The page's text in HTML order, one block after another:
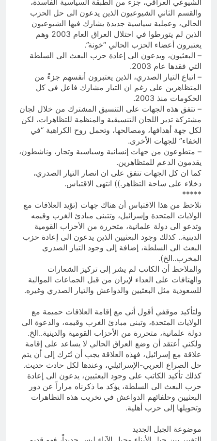
الشيوعي العراقي، جزء من الطبقة السياسية الفاسدة،
والقسم الثاني الشيوعيون الذين يدعون الى حل الحزب
الحالي، وعملية سياسية جديدة يشارك فيها الشيوعيون
الذين لم يتورطوا في احتلال العراق العام 2003 وهم
يعتبرون أعضاء الحزب الحالي “خونة”.
– البعثيون، ويدعون الى إعادة حزب البعث الى السلطة
التي فقدها عام 2003.
– اتباع التيار الصدري، الذين يعتبرون أنفسهم جزءً من
المتظاهرين على رغم ان التيار مشارك فاعل في كل
الحكومات منذ 2003.
– تتفق هذه الجهات على التنسيق المشترك من خلال لجان
مشتركة تدير اللجان التنسيقية والمنظمة للتظاهرات، لكن
لكل جهة أهدافها، ومصالحها، وتحمل روح الكراهية “في
الخفاء” للجهات الأخرى.
– متطوعون من جهات إنسانية وسياسية وتجار، وناشطون،
يقدمون الدعم للمتظاهرين.
كما ان كل الجهات تتفق على ان انصار التيار الصدري،
دخلاء على ساحة التظاهر.)) انتهى الاقتباس.
*****
نلاحظ من هذا الاقتباس أن هناك جهات (تؤيد العلاقات مع
الولايات المتحدة وإسرائيل، وتتبنى مبادئ الغرب وقيمه
وتدعو الى دولة علمانية، متحررة من الأحزاب القومية
الدينية.. كذلك وجود البعثيين الذين يدعون الى إعادة حزب
البعث الى السلطة، إضافة إلى وجود التيار الصدري
المخرب..الخ).
والملاحظ أن الكاتب لم يشر إلى تركيز الشعارات
والهتافات على العداء لإيران من قبل الجماعات الموالية
للسعودية مثل البعثيين والدواعش والتيار الصدري وغيره.
ولتأكيد موقفي أقول أني مع إقامة العلاقات حميمة مع
الولايات المتحدة، وتبنى مبادئ الغرب وقيمه، والدعوة الى
دولة علمانية، متحررة من الأحزاب القومية والدينية..الخ.
ولكني أعتقد أن وضع العراق الحالي لا يساعد على إقامة
علاقة مع إسرائيل، فهذه العلاقة يجب أن تُترك إلى أن يتم
حل الصراع العربي-الإسرائيلي، وعندها لكل حادث حديث.
كذلك تأكيد الكاتب على وجود البعثيين، يدعون الى إعادة
حزب البعث الى السلطة، يؤكد ما ذكرناه مراراً عن دور
البعثيين وحلفائهم الدواعش في تخريب هذه التظاهرات
وتحويلها إلى حرب أهلية.
موضوعة الجيل الجديد